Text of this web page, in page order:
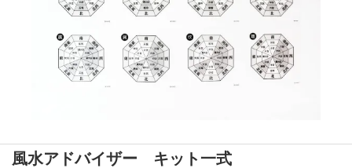
風水アドバイザー キット一式